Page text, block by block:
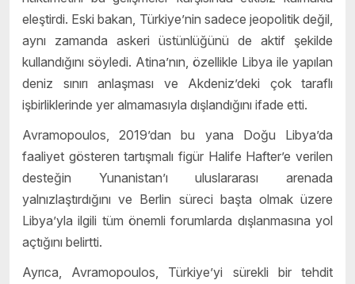
eleştirdi. Eski bakan, Türkiye’nin sadece jeopolitik değil,
aynı zamanda askeri üstünlüğünü de aktif şekilde
kullandığını söyledi. Atina’nın, özellikle Libya ile yapılan
deniz sınırı anlaşması ve Akdeniz’deki çok taraflı
işbirliklerinde yer almamasıyla dışlandığını ifade etti.
Avramopoulos, 2019’dan bu yana Doğu Libya’da
faaliyet gösteren tartışmalı figür Halife Hafter’e verilen
desteğin Yunanistan’ı uluslararası arenada
yalnızlaştırdığını ve Berlin süreci başta olmak üzere
Libya’yla ilgili tüm önemli forumlarda dışlanmasına yol
açtığını belirtti.
Ayrıca, Avramopoulos, Türkiye’yi sürekli bir tehdit